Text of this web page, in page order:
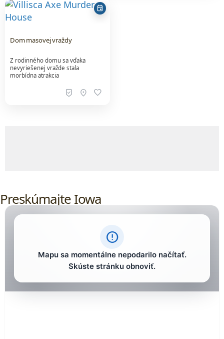
event
Dom masovej vraždy
Z rodinného domu sa vďaka
nevyriešenej vražde stala
morbídna atrakcia
beenhere location_on favorite
Preskúmajte Iowa
error_outline
Mapu sa momentálne nepodarilo načítať.
Skúste stránku obnoviť.